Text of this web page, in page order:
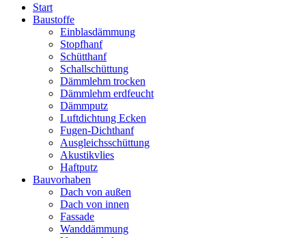
Start
Baustoffe
Einblasdämmung
Stopfhanf
Schütthanf
Schallschüttung
Dämmlehm trocken
Dämmlehm erdfeucht
Dämmputz
Luftdichtung Ecken
Fugen-Dichthanf
Ausgleichsschüttung
Akustikvlies
Haftputz
Bauvorhaben
Dach von außen
Dach von innen
Fassade
Wanddämmung